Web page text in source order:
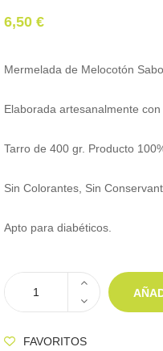
6,50 €
Mermelada de Melocotón
Elaborada artesanalmente
Tarro de 400 gr. Producto
Sin Colorantes, Sin
Apto para diabéticos.
FAVORITOS